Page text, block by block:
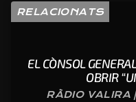
RELACIONATS
EL CÒNSOL
OBRIR
RÀDIO